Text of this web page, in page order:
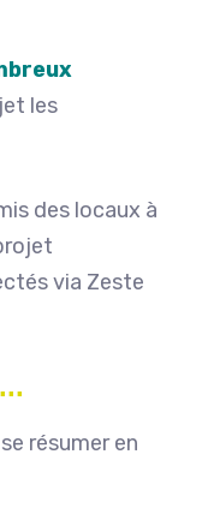
les
des locaux à
via Zeste
résumer en